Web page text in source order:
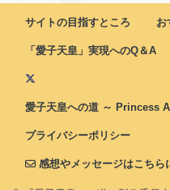
サイトの目指すところ お
「愛子天皇」実現へのQ＆A
愛子天皇への道 ～ Princess
プライバシーポリシー
感想やメッセージはこちら